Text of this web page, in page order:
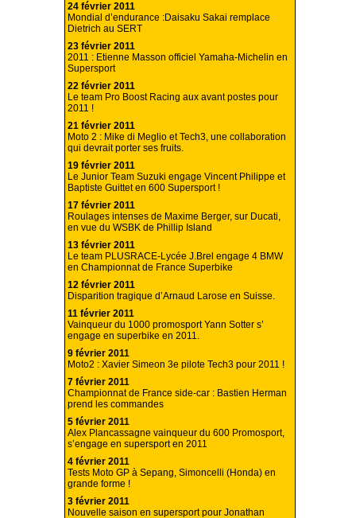
24 février 2011
Mondial d’endurance :Daisaku Sakai remplace
Dietrich au SERT
23 février 2011
2011 : Etienne Masson officiel Yamaha-Michelin en
Supersport
22 février 2011
Le team Pro Boost Racing aux avant postes pour
2011 !
21 février 2011
Moto 2 : Mike di Meglio et Tech3, une collaboration
qui devrait porter ses fruits.
19 février 2011
Le Junior Team Suzuki engage Vincent Philippe et
Baptiste Guittet en 600 Supersport !
17 février 2011
Roulages intenses de Maxime Berger, sur Ducati,
en vue du WSBK de Phillip Island
13 février 2011
Le team PLUSRACE-Lycée J.Brel engage 4 BMW
en Championnat de France Superbike
12 février 2011
Disparition tragique d’Arnaud Larose en Suisse.
11 février 2011
Vainqueur du 1000 promosport Yann Sotter s’
engage en superbike en 2011.
9 février 2011
Moto2 : Xavier Simeon 3e pilote Tech3 pour 2011 !
7 février 2011
Championnat de France side-car : Bastien Herman
prend les commandes
5 février 2011
Alex Plancassagne vainqueur du 600 Promosport,
s’engage en supersport en 2011
4 février 2011
Tests Moto GP à Sepang, Simoncelli (Honda) en
grande forme !
3 février 2011
Nouvelle saison en supersport pour Jonathan